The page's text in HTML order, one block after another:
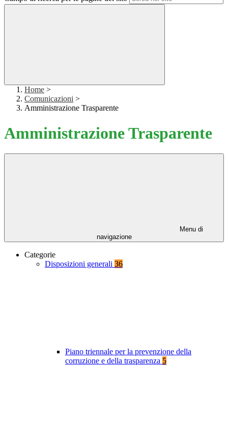
Home >
Comunicazioni >
Amministrazione Trasparente
Amministrazione Trasparente
Menu di
navigazione
Categorie
Disposizioni generali 36
Piano triennale per la prevenzione della
corruzione e della trasparenza 5